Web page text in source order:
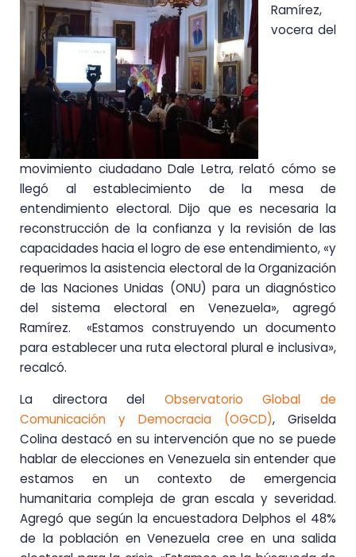
Ramírez,
vocera del
movimiento ciudadano Dale Letra, relató cómo se
llegó al establecimiento de la mesa de
entendimiento electoral. Dijo que es necesaria la
reconstrucción de la confianza y la revisión de las
capacidades hacia el logro de ese entendimiento, «y
requerimos la asistencia electoral de la Organización
de las Naciones Unidas (ONU) para un diagnóstico
del sistema electoral en Venezuela», agregó
Ramírez. «Estamos construyendo un documento
para establecer una ruta electoral plural e inclusiva»,
recalcó.
La directora del Observatorio Global de
Comunicación y Democracia (OGCD), Griselda
Colina destacó en su intervención que no se puede
hablar de elecciones en Venezuela sin entender que
estamos en un contexto de emergencia
humanitaria compleja de gran escala y severidad.
Agregó que según la encuestadora Delphos el 48%
de la población en Venezuela cree en una salida